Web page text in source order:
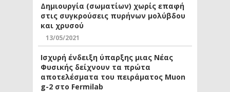
Δημιουργία (σωματίων) χωρίς επαφή
στις συγκρούσεις πυρήνων μολύβδου
και χρυσού
13/05/2021
Ισχυρή ένδειξη ύπαρξης μιας Νέας
Φυσικής δείχνουν τα πρώτα
αποτελέσματα του πειράματος Muon
g-2 στο Fermilab